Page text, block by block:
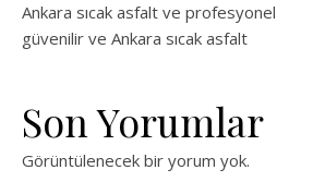
Ankara sıcak asfalt ve profesyonel
güvenilir ve Ankara sıcak asfalt
Son Yorumlar
Görüntülenecek bir yorum yok.